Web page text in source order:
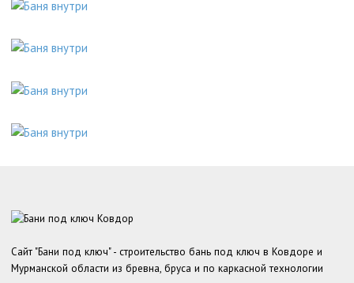
Сайт "Бани под ключ" - строительство бань под ключ в Ковдоре и
Мурманской области из бревна, бруса и по каркасной технологии